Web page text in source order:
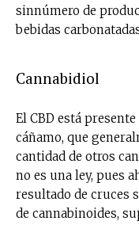
sinnúmero de
bebidas
Cannabidiol
El CBD está
cáñamo, que
cantidad de otros
no es una ley, pues
resultado de cruces
de cannabinoides,